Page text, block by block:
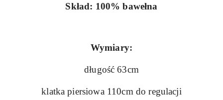
Skład: 100% bawełna
Wymiary:
długość 63cm
klatka piersiowa 110cm do regulacji